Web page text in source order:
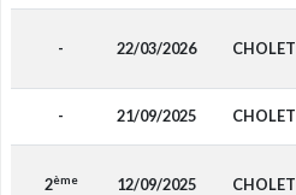
- 22/03/2026 CHOLET
- 21/09/2025 CHOLET
2ème 12/09/2025 CHOLET